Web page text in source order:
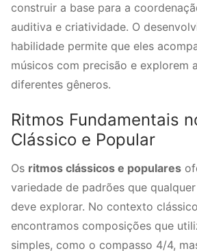
construir a base para a
auditiva e criatividade. O
habilidade permite que eles
músicos com precisão e explorem
diferentes gêneros.
Ritmos Fundamentais
Clássico e Popular
Os ritmos clássicos e populares
variedade de padrões que
deve explorar. No contexto
encontramos composições que
simples, como o compasso 4/4,